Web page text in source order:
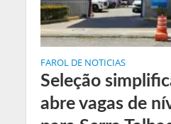
FAROL DE NOTICIAS
Seleção
abre vagas de